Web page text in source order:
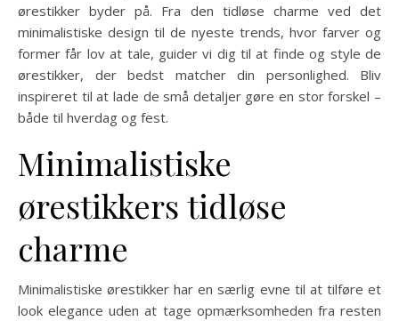
ørestikker byder på. Fra den tidløse charme ved det
minimalistiske design til de nyeste trends, hvor farver og
former får lov at tale, guider vi dig til at finde og style de
ørestikker, der bedst matcher din personlighed. Bliv
inspireret til at lade de små detaljer gøre en stor forskel –
både til hverdag og fest.
Minimalistiske
ørestikkers tidløse
charme
Minimalistiske ørestikker har en særlig evne til at tilføre et
look elegance uden at tage opmærksomheden fra resten